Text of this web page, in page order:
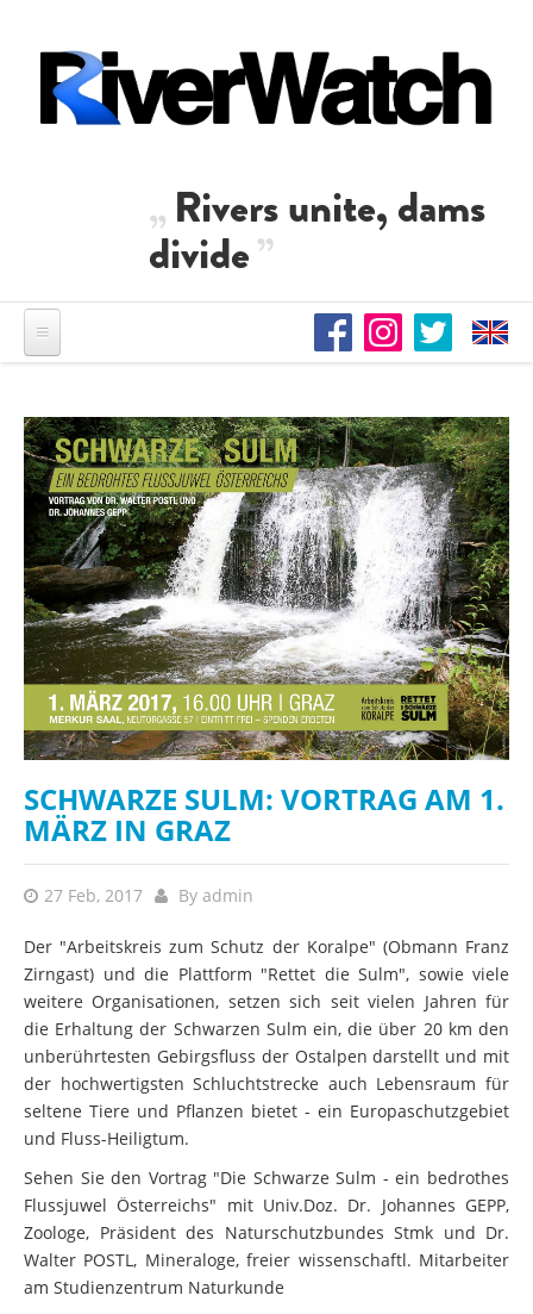
Rivers unite, dams
divide
SCHWARZE SULM: VORTRAG AM 1.
MÄRZ IN GRAZ
27 Feb, 2017 By admin
Der "Arbeitskreis zum Schutz der Koralpe" (Obmann Franz
Zirngast) und die Plattform "Rettet die Sulm", sowie viele
weitere Organisationen, setzen sich seit vielen Jahren für
die Erhaltung der Schwarzen Sulm ein, die über 20 km den
unberührtesten Gebirgsfluss der Ostalpen darstellt und mit
der hochwertigsten Schluchtstrecke auch Lebensraum für
seltene Tiere und Pflanzen bietet - ein Europaschutzgebiet
und Fluss-Heiligtum.
Sehen Sie den Vortrag "Die Schwarze Sulm - ein bedrothes
Flussjuwel Österreichs" mit Univ.Doz. Dr. Johannes GEPP,
Zoologe, Präsident des Naturschutzbundes Stmk und Dr.
Walter POSTL, Mineraloge, freier wissenschaftl. Mitarbeiter
am Studienzentrum Naturkunde